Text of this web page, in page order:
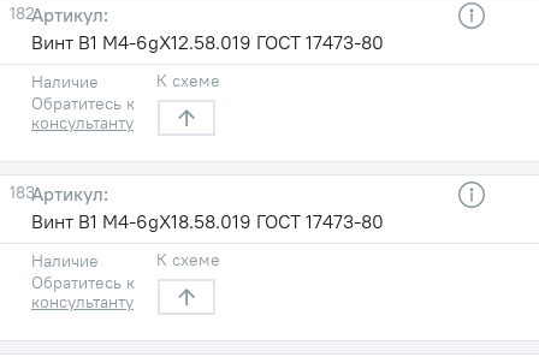
182
Винт В1 М4-6gХ12.58.019 ГОСТ 17473-80
Наличие
Обратитесь к
консультанту
К схеме
183
Винт В1 М4-6gХ18.58.019 ГОСТ 17473-80
Наличие
Обратитесь к
консультанту
К схеме